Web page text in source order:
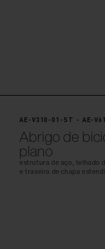
AE-V310-01-ST - AE-
Abrigo de
plano
estrutura de aço, telhado
e traseira de chapa